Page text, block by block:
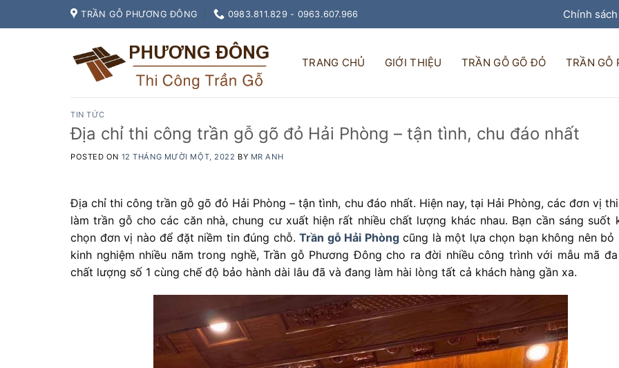
to
TRẦN GỖ PHƯƠNG ĐÔNG 0983.811.829 - 0963.607.966 Chính
TRANG CHỦ GIỚI THIỆU TRẦN GỖ GÕ ĐỎ TRẦN GỖ
TIN TỨC
Địa chỉ thi công trần gỗ gõ đỏ Hải Phòng – tận tình, chu đáo nhất
POSTED ON 12 THÁNG MƯỜI MỘT, 2022 BY MR ANH
Địa chỉ thi công trần gỗ gõ đỏ Hải Phòng – tận tình, chu đáo nhất. Hiện nay, tại Hải Phòng, các đơn vị
làm trần gỗ cho các căn nhà, chung cư xuất hiện rất nhiều chất lượng khác nhau. Bạn cần sáng suốt
chọn đơn vị nào để đặt niềm tin đúng chỗ. Trần gỗ Hải Phòngcũng là một lựa chọn bạn không nên bỏ
kinh nghiệm nhiều năm trong nghề, Trần gỗ Phương Đông cho ra đời nhiều công trình với mẫu mã
chất lượng số 1 cùng chế độ bảo hành dài lâu đã và đang làm hài lòng tất cả khách hàng gần xa.